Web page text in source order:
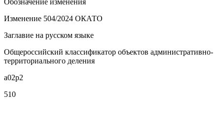
Обозначение изменения
Изменение 504/2024 ОКАТО
Заглавие на русском языке
Общероссийский классификатор объектов административно-
территориального деления
a02p2
510